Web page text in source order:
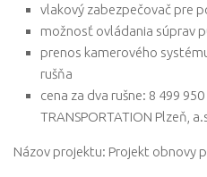
vlakový zabezpečovač pre
možnosť ovládania súprav
prenos kamerového
rušňa
cena za dva rušne: 8 499
TRANSPORTATION Plzeň,
Názov projektu: Projekt obnovy